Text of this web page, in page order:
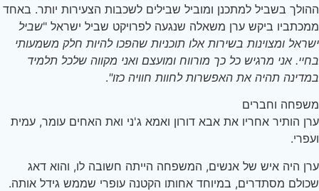
בשביל למתכנן ומוביל שבילים לשכבות הצעירות יותר. באחד
ביקש ערן משאלה שנגעה לפרויקט שביל ישראל " שביל
ומצוינות בשירות אלו תוכניות שהפכו להיות חלק משמעותי
אני מרגיש כל כך מורווח ומועצם ואני מקווה שלכל תלמיד
תהיה את האפשרות לחוות חוויה כזו".
וחברים
הותיר אחריו את אבא דורון ואמא ג'ני ואת האחים עומר, עמית
היה איש של אנשים, המשפחה הייתה חשובה לו, והוא דאג
מסתדרים, במיוחד אחותו הקטנה עופרי שממש גידל אותה.